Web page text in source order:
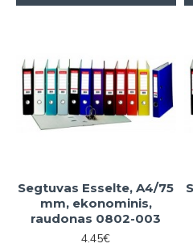
Segtuvas Esselte, A4/75
mm, ekonominis,
raudonas 0802-003
4.45€